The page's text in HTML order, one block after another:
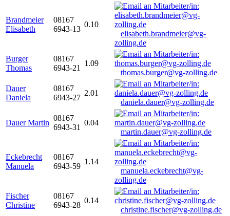
Brandmeier
Elisabeth
08167
6943-13
0.10
elisabeth.brandmeier@vg-
zolling.de
Burger
Thomas
08167
6943-21
1.09
thomas.burger@vg-zolling.de
Dauer
Daniela
08167
6943-27
2.01
daniela.dauer@vg-zolling.de
Dauer Martin
08167
6943-31
0.04
martin.dauer@vg-zolling.de
Eckebrecht
Manuela
08167
6943-59
1.14
manuela.eckebrecht@vg-
zolling.de
Fischer
Christine
08167
6943-28
0.14
christine.fischer@vg-zolling.de